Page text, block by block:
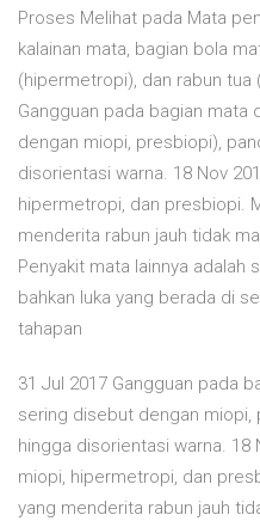
Proses Melihat pada Mata
kalainan mata, bagian bola
(hipermetropi), dan rabun tua
Gangguan pada bagian mata
dengan miopi, presbiopi),
disorientasi warna. 18 Nov
hipermetropi, dan presbiopi.
menderita rabun jauh tidak
Penyakit mata lainnya adalah
bahkan luka yang berada di
tahapan
31 Jul 2017 Gangguan pada
sering disebut dengan miopi,
hingga disorientasi warna. 18
miopi, hipermetropi, dan
yang menderita rabun jauh